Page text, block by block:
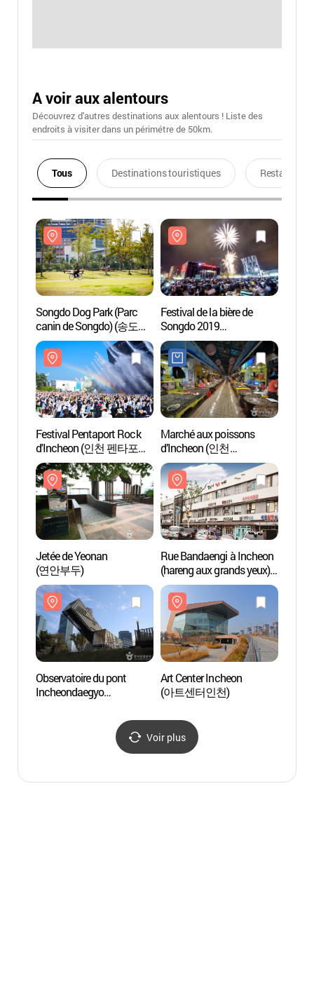
A voir aux alentours
Découvrez d'autres destinations aux alentours ! Liste des
endroits à visiter dans un périmétre de 50km.
Tous Destinations touristiques Restaurants
Songdo Dog Park (Parc
canin de Songdo) (송도
도그파크)
Festival de la bière de
Songdo 2019
(송도맥주축제 2019)
Festival Pentaport Rock
d'Incheon (인천 펜타포트
락 페스티벌)
Marché aux poissons
d’Incheon (인천
종합어시장)
Jetée de Yeonan
(연안부두)
Rue Bandaengi à Incheon
(hareng aux grands yeux)
(연안부두
밴댕이회무침거리)
Observatoire du pont
Incheondaegyo
Art Center Incheon
(아트센터인천)
Voir plus